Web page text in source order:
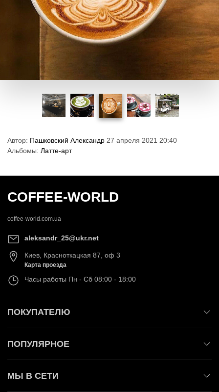
Автор: Пашковский Александр 27 апреля 2021 20:40
Альбомы: Латте-арт
COFFEE-WORLD
coffee-world.com.ua
aleksandr_25@ukr.net
Киев Красноткацкая 87, оф 3
Карта проезда
Часы работы Пн - Сб 08:00 - 18:00
ПОКУПАТЕЛЮ
ПОПУЛЯРНОЕ
МЫ В СЕТИ